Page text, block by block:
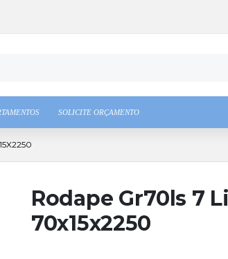
SOLICITE ORÇAMENTO
Rodape Gr70ls 7
70x15x2250